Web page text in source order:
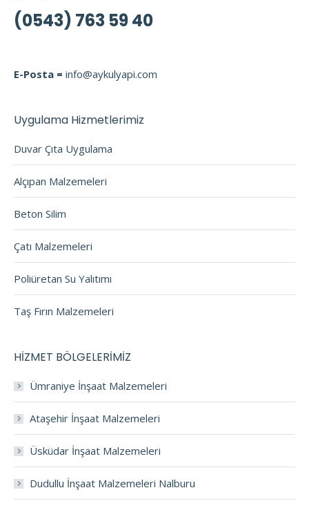
(0543) 763 59 40
E-Posta = info@aykulyapi.com
Uygulama Hizmetlerimiz
Duvar Çıta Uygulama
Alçıpan Malzemeleri
Beton Silim
Çatı Malzemeleri
Poliüretan Su Yalıtımı
Taş Fırın Malzemeleri
HİZMET BÖLGELERİMİZ
Ümraniye İnşaat Malzemeleri
Ataşehir İnşaat Malzemeleri
Üsküdar İnşaat Malzemeleri
Dudullu İnşaat Malzemeleri Nalburu